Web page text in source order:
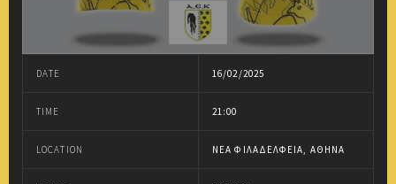
DATE 16/02/2025
TIME 21:00
LOCATION ΝΈΑ ΦΙΛΑΔΈΛΦΕΙΑ, ΑΘΉΝΑ